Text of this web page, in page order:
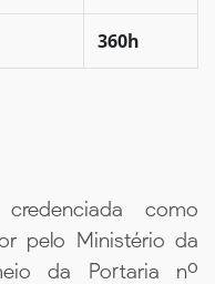
360h
como
pelo Ministério da
da Portaria nº